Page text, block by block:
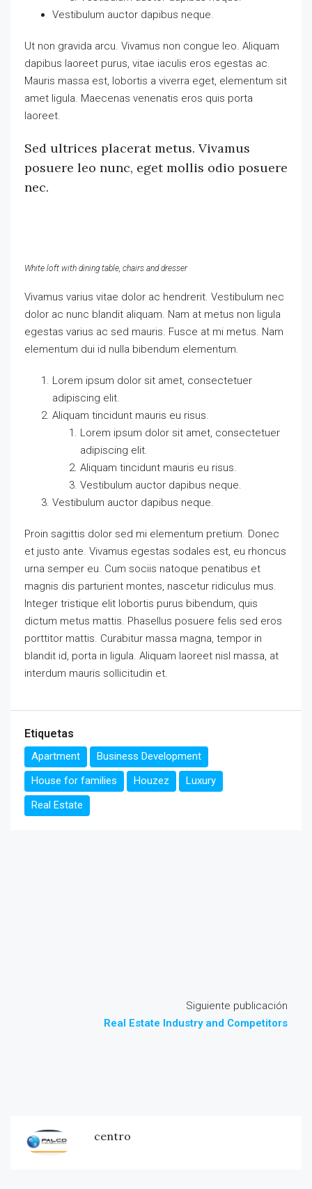
Vestibulum auctor dapibus neque.
Ut non gravida arcu. Vivamus non congue leo. Aliquam
dapibus laoreet purus, vitae iaculis eros egestas ac.
Mauris massa est, lobortis a viverra eget, elementum sit
amet ligula. Maecenas venenatis eros quis porta
laoreet.
Sed ultrices placerat metus. Vivamus
posuere leo nunc, eget mollis odio posuere
nec.
White loft with dining table, chairs and dresser
Vivamus varius vitae dolor ac hendrerit. Vestibulum nec
dolor ac nunc blandit aliquam. Nam at metus non ligula
egestas varius ac sed mauris. Fusce at mi metus. Nam
elementum dui id nulla bibendum elementum.
Lorem ipsum dolor sit amet, consectetuer
adipiscing elit.
Aliquam tincidunt mauris eu risus.
Lorem ipsum dolor sit amet, consectetuer
adipiscing elit.
Aliquam tincidunt mauris eu risus.
Vestibulum auctor dapibus neque.
Vestibulum auctor dapibus neque.
Proin sagittis dolor sed mi elementum pretium. Donec
et justo ante. Vivamus egestas sodales est, eu rhoncus
urna semper eu. Cum sociis natoque penatibus et
magnis dis parturient montes, nascetur ridiculus mus.
Integer tristique elit lobortis purus bibendum, quis
dictum metus mattis. Phasellus posuere felis sed eros
porttitor mattis. Curabitur massa magna, tempor in
blandit id, porta in ligula. Aliquam laoreet nisl massa, at
interdum mauris sollicitudin et.
Etiquetas
Apartment
Business Development
House for families
Houzez
Luxury
Real Estate
Siguiente publicación
Real Estate Industry and Competitors
centro